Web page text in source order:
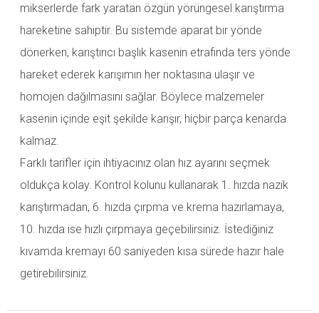
mikserlerde fark yaratan özgün yörüngesel karıştırma
hareketine sahiptir. Bu sistemde aparat bir yönde
dönerken, karıştırıcı başlık kasenin etrafında ters yönde
hareket ederek karışımın her noktasına ulaşır ve
homojen dağılmasını sağlar. Böylece malzemeler
kasenin içinde eşit şekilde karışır, hiçbir parça kenarda
kalmaz.
Farklı tarifler için ihtiyacınız olan hız ayarını seçmek
oldukça kolay. Kontrol kolunu kullanarak 1. hızda nazik
karıştırmadan, 6. hızda çırpma ve krema hazırlamaya,
10. hızda ise hızlı çırpmaya geçebilirsiniz. İstediğiniz
kıvamda kremayı 60 saniyeden kısa sürede hazır hale
getirebilirsiniz.